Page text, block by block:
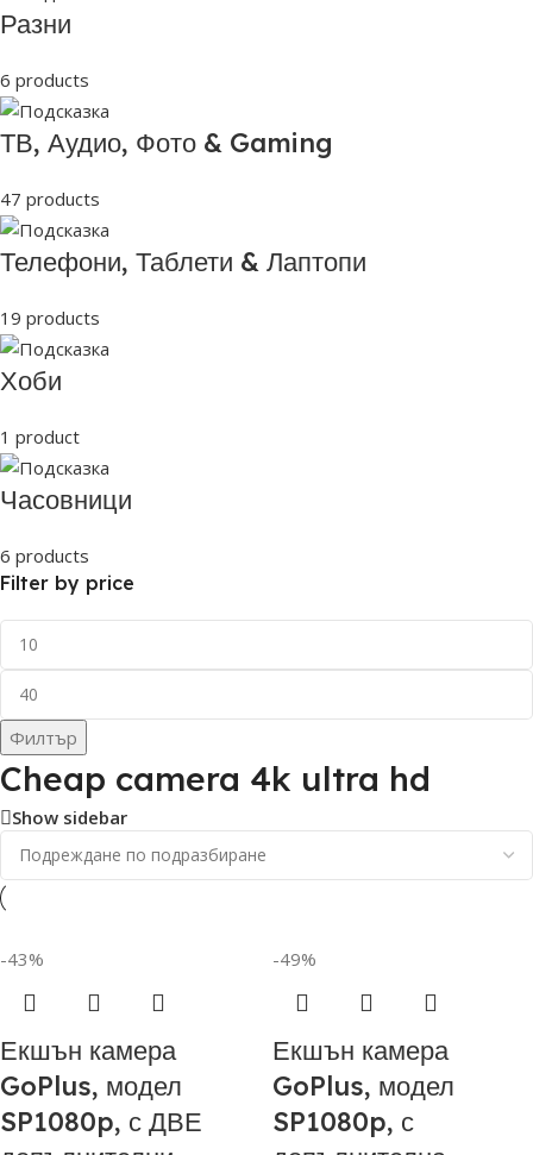
Разни
6 products
ТВ, Аудио, Фото & Gaming
47 products
Телефони, Таблети & Лаптопи
19 products
Хоби
1 product
Часовници
6 products
Filter by price
Филтър
Cheap camera 4k ultra hd
Show sidebar
-43%
Екшън камера
GoPlus, модел
SP1080p, с ДВЕ
-49%
Екшън камера
GoPlus, модел
SP1080p, с